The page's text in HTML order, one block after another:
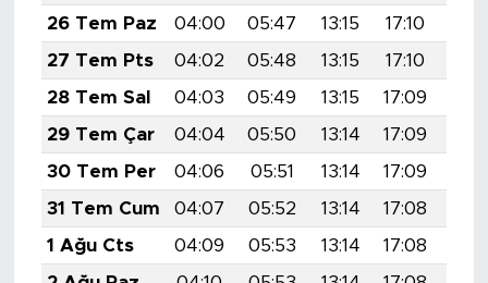
26 Tem Paz
04:00 05:47 13:15 17:10
27 Tem Pts
04:02 05:48 13:15 17:10
28 Tem Sal
04:03 05:49 13:15 17:09
29 Tem Çar
04:04 05:50 13:14 17:09
30 Tem Per
04:06 05:51 13:14 17:09
31 Tem Cum
04:07 05:52 13:14 17:08
1 Ağu Cts
04:09 05:53 13:14 17:08